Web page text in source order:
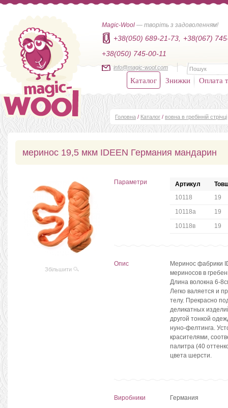
Magic-Wool — творіть з задоволенням!
+38(050) 689-21-73,
+38(067)
+38(050) 745-00-11
info@magic-wool.com
Каталог Знижки Оплата
Головна / Каталог / вовна в гребінній стрічці
меринос 19,5 мкм IDEEN Германия мандарин
Збільшити
Параметри Артикул
10118
19
10118а
19
10118в
19
Опис
Меринос фабрики
мериносов в
Длина волокна 6-
Легко валяется и
телу. Прекрасно
деликатных
другой тонкой
нуно-фелтинга.
красителями,
палитра (40
цвета шерсти.
Виробники Германия